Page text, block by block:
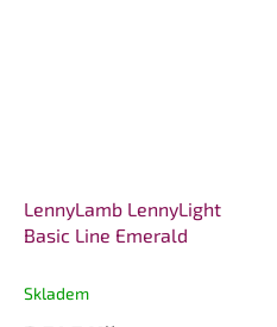
LennyLamb LennyLight
Basic Line Emerald
Skladem